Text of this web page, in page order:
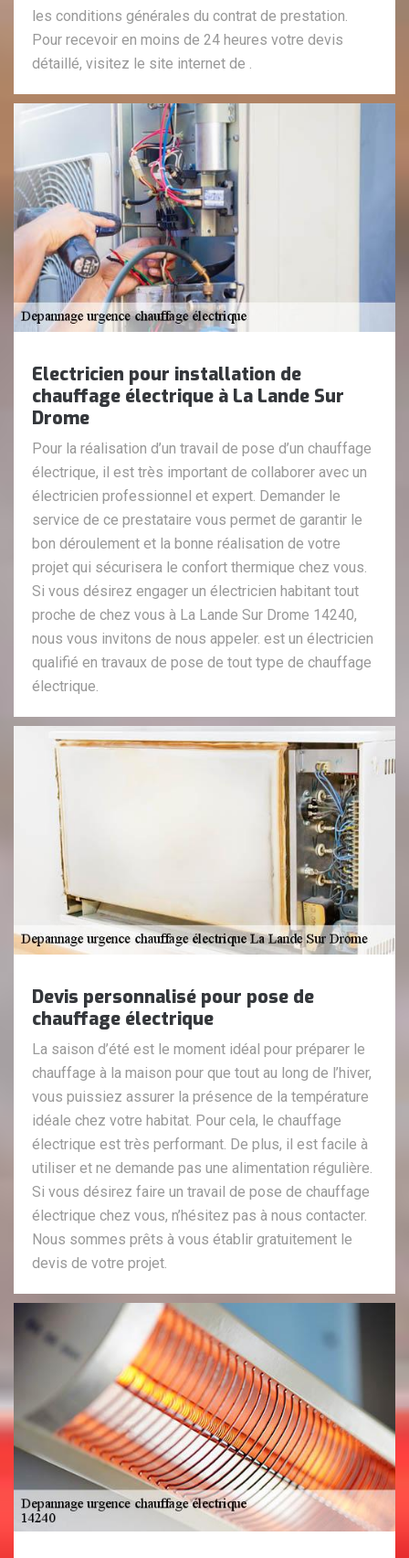
les conditions générales du contrat de prestation.
Pour recevoir en moins de 24 heures votre devis
détaillé, visitez le site internet de .
Electricien pour installation de
chauffage électrique à La Lande Sur
Drome
Pour la réalisation d’un travail de pose d’un chauffage
électrique, il est très important de collaborer avec un
électricien professionnel et expert. Demander le
service de ce prestataire vous permet de garantir le
bon déroulement et la bonne réalisation de votre
projet qui sécurisera le confort thermique chez vous.
Si vous désirez engager un électricien habitant tout
proche de chez vous à La Lande Sur Drome 14240,
nous vous invitons de nous appeler. est un électricien
qualifié en travaux de pose de tout type de chauffage
électrique.
Devis personnalisé pour pose de
chauffage électrique
La saison d’été est le moment idéal pour préparer le
chauffage à la maison pour que tout au long de l’hiver,
vous puissiez assurer la présence de la température
idéale chez votre habitat. Pour cela, le chauffage
électrique est très performant. De plus, il est facile à
utiliser et ne demande pas une alimentation régulière.
Si vous désirez faire un travail de pose de chauffage
électrique chez vous, n’hésitez pas à nous contacter.
Nous sommes prêts à vous établir gratuitement le
devis de votre projet.